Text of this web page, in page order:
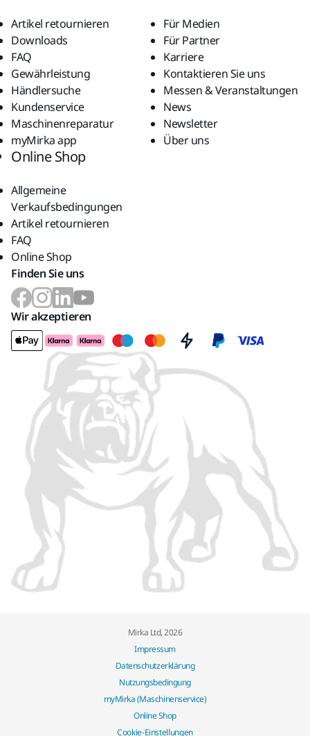
Artikel retournieren
Downloads
FAQ
Gewährleistung
Händlersuche
Kundenservice
Maschinenreparatur
myMirka app
Für Medien
Für Partner
Karriere
Kontaktieren Sie uns
Messen & Veranstaltungen
News
Newsletter
Über uns
Online Shop
Allgemeine
Verkaufsbedingungen
Artikel retournieren
FAQ
Online Shop
Finden Sie uns
Wir akzeptieren
Mirka Ltd, 2026
Impressum
Datenschutzerklärung
Nutzungsbedingung
myMirka (Maschinenservice)
Online Shop
Cookie-Einstellungen